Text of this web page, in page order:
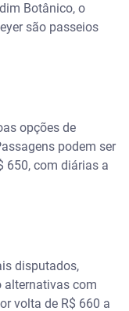
Botânico, o
são passeios
opções de
podem ser
650, com diárias a
disputados,
alternativas com
volta de R$ 660 a